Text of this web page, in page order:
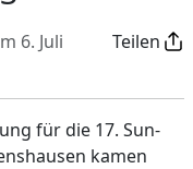
6. Juli
Teilen
für die 17. Sun-
kamen